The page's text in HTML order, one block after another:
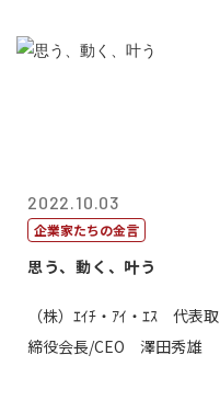
2022.10.03
企業家たちの金言
思う、動く、叶う
（株）ｴｲﾁ・ｱｲ・ｴｽ 代表取
締役会長/CEO 澤田秀雄